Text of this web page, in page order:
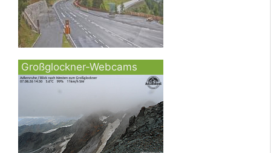
Großglockner-Webcams